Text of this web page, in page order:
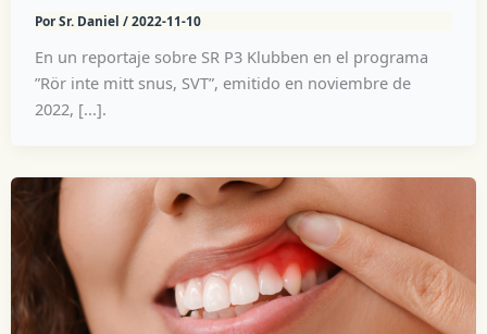
PorSr. Daniel /2022-11-10
En un reportaje sobre SR P3 Klubben en el programa
”Rör inte mitt snus, SVT”, emitido en noviembre de
2022, [...].